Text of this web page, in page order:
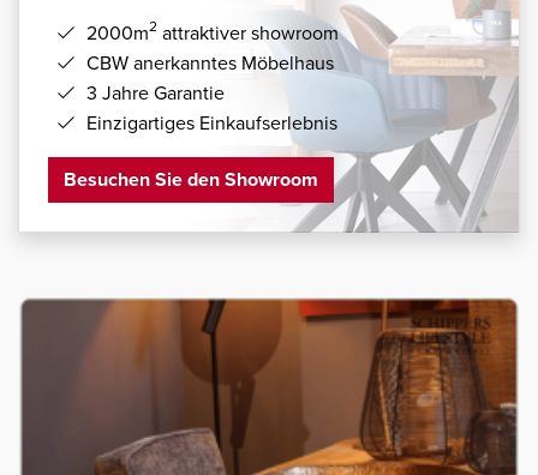
2000m2 attraktiver showroom
CBW anerkanntes Möbelhaus
3 Jahre Garantie
Einzigartiges Einkaufserlebnis
Besuchen Sie den Showroom